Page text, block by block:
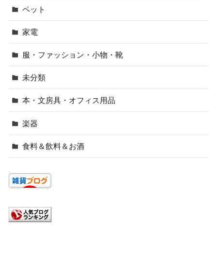
ペット
家電
服・ファッション・小物・靴
未分類
本・文房具・オフィス用品
楽器
食料＆飲料＆お酒